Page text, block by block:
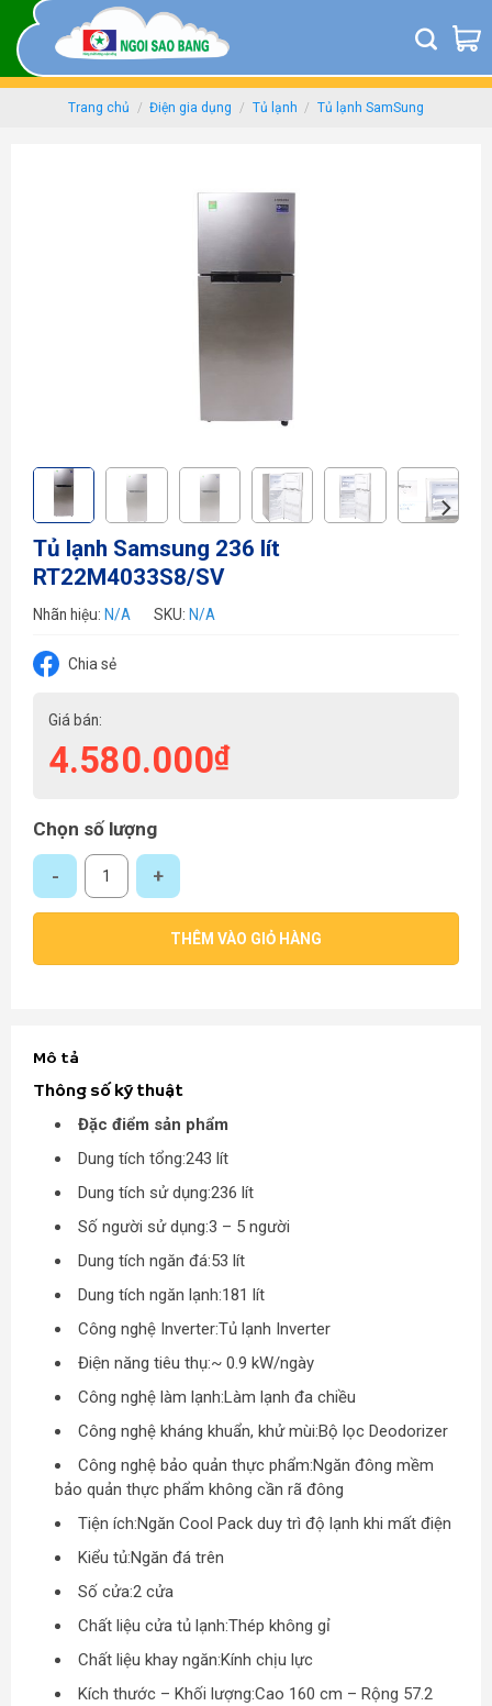
content
Trang chủ / Điện gia dụng / Tủ lạnh / Tủ lạnh SamSung
Tủ lạnh Samsung 236 lít
RT22M4033S8/SV
Nhãn hiệu: N/A SKU: N/A
Chia sẻ
Giá bán:
4.580.000₫
Chọn số lượng
Tủ lạnh Samsung 236 lít RT22M4033S8/SV số lượng
THÊM VÀO GIỎ HÀNG
Mô tả
Thông số kỹ thuật
Đặc điểm sản phẩm
Dung tích tổng:243 lít
Dung tích sử dụng:236 lít
Số người sử dụng:3 – 5 người
Dung tích ngăn đá:53 lít
Dung tích ngăn lạnh:181 lít
Công nghệ Inverter:Tủ lạnh Inverter
Điện năng tiêu thụ:~ 0.9 kW/ngày
Công nghệ làm lạnh:Làm lạnh đa chiều
Công nghệ kháng khuẩn, khử mùi:Bộ lọc Deodorizer
Công nghệ bảo quản thực phẩm:Ngăn đông mềm
bảo quản thực phẩm không cần rã đông
Tiện ích:Ngăn Cool Pack duy trì độ lạnh khi mất điện
Kiểu tủ:Ngăn đá trên
Số cửa:2 cửa
Chất liệu cửa tủ lạnh:Thép không gỉ
Chất liệu khay ngăn:Kính chịu lực
Kích thước – Khối lượng:Cao 160 cm – Rộng 57.2